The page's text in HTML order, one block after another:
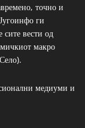
точно и
ги
сите вести од
макро
медиуми и